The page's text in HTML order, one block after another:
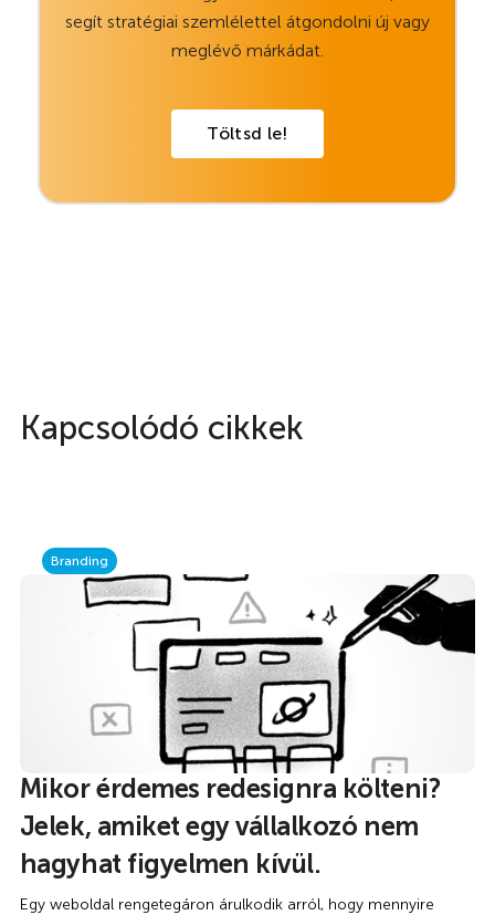
segít stratégiai szemlélettel átgondolni új vagy
meglévő márkádat.
Töltsd le!
Kapcsolódó cikkek
Branding
Mikor érdemes redesignra költeni?
Jelek, amiket egy vállalkozó nem
hagyhat figyelmen kívül.
Egy weboldal rengetegáron árulkodik arról, hogy mennyire